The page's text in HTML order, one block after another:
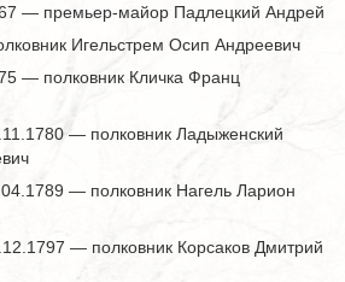
— премьер-майор Падлецкий Андрей
Игельстрем Осип Андреевич
— полковник Кличка Франц
— полковник Ладыженский
— полковник Нагель Ларион
— полковник Корсаков Дмитрий